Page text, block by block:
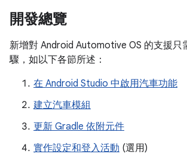
開發總覽
新增對 Android Automotive OS 的支援只
驟，如以下各節所述：
在 Android Studio 中啟用汽車功能
建立汽車模組
更新 Gradle 依附元件
實作設定和登入活動 (選用)